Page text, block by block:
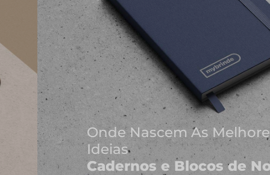
Onde Nascem As Melhores
Ideias
Cadernos e Blocos de Notas